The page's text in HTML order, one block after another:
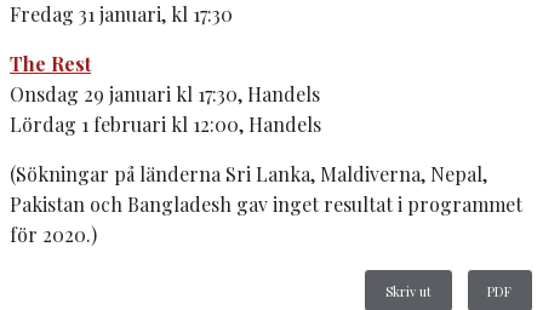
Fredag 31 januari, kl 17:30
The Rest
Onsdag 29 januari kl 17:30, Handels
Lördag 1 februari kl 12:00, Handels
(Sökningar på länderna Sri Lanka, Maldiverna, Nepal,
Pakistan och Bangladesh gav inget resultat i programmet
för 2020.)
Skriv ut PDF